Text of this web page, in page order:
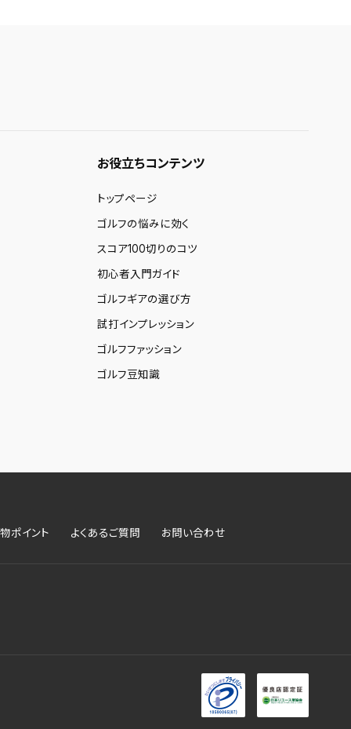
お役立ちコンテンツ
トップページ
ゴルフの悩みに効く
スコア100切りのコツ
初心者入門ガイド
ゴルフギアの選び方
試打インプレッション
ゴルフファッション
ゴルフ豆知識
ポイント よくあるご質問 お問い合わせ